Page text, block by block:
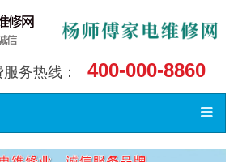
务热线： 400-000-8860
Toggle
󰀥